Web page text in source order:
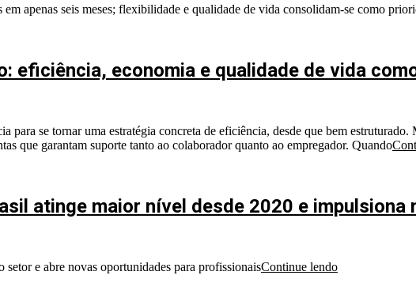
apenas seis meses; flexibilidade e qualidade de vida consolidam-se como
eficiência, economia e qualidade de vida
para se tornar uma estratégia concreta de eficiência, desde que bem
que garantam suporte tanto ao colaborador quanto ao empregador. Quando
atinge maior nível desde 2020 e impulsiona
e abre novas oportunidades para profissionaisContinue lendo